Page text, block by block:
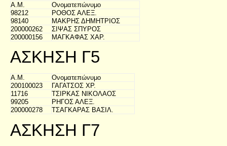
Α.Μ.
Ονοματεπώνυμο
98212
ΡΟΘΟΣ ΑΛΕΞ.
98140
ΜΑΚΡΗΣ ΔΗΜΗΤΡΙΟΣ
200000262
ΣΙΨΑΣ ΣΠΥΡΟΣ
200000156
ΜΑΓΚΑΦΑΣ ΧΑΡ.
ΑΣΚΗΣΗ Γ5
Α.Μ.
Ονοματεπώνυμο
200100023
ΓΑΓΑΤΣΟΣ ΧΡ.
11716
ΤΣΙΡΚΑΣ ΝΙΚΟΛΑΟΣ
99205
ΡΗΓΟΣ ΑΛΕΞ.
200000278
ΤΣΑΓΚΑΡΑΣ ΒΑΣΙΛ.
ΑΣΚΗΣΗ Γ7